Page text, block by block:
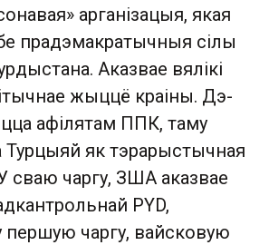
арганізацыя, якая
прадэмакратычныя сілы
Аказвае вялікі
жыццё краіны. Дэ-
афілятам ППК, таму
Турцыяй як тэрарыстычная
сваю чаргу, ЗША аказвае
PYD,
першую чаргу, вайсковую